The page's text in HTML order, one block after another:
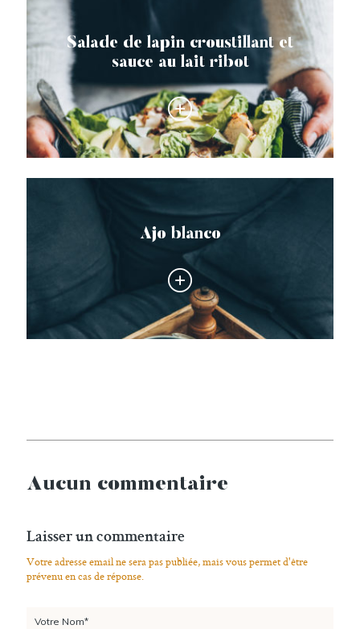
Salade de lapin croustillant et
sauce au lait ribot
Ajo blanco
Aucun commentaire
Laisser un commentaire
Votre adresse email ne sera pas publiée, mais vous permet d'être
prévenu en cas de réponse.
Votre Nom*